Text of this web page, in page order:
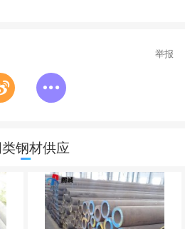
举报
钢材供应